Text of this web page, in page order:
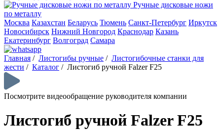
Ручные дисковые ножи
по металлу
Москва Казахстан Беларусь Тюмень Санкт-Петербург Иркутск
Новосибирск Нижний Новгород Краснодар Казань
Екатеринбург Волгоград Самара
Главная / Листогибы ручные / Листогибочные станки для
жести / Каталог / Листогиб ручной Falzer F25
Посмотрите видеообращение руководителя компании
Листогиб ручной Falzer F25